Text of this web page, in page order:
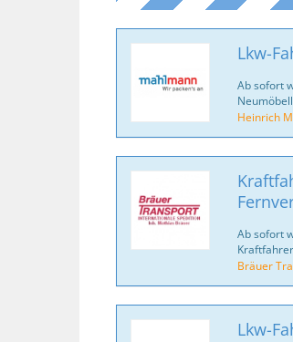
Lkw-
Ab sofort
Heinrich
Ab sofort
Bräuer
Lkw-